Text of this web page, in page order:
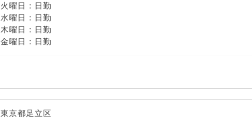
火曜日 : 日勤
水曜日 : 日勤
木曜日 : 日勤
金曜日 : 日勤
東京都足立区